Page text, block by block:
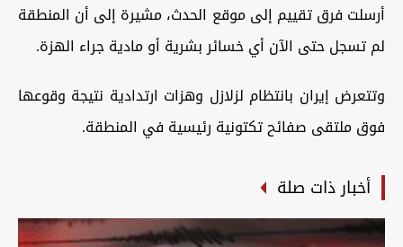
أرسلت فرق تقييم إلى موقع الحدث، مشيرة إلى أن المنطقة
لم تسجل حتى الآن أي خسائر بشرية أو مادية جراء الهزة.
وتتعرض إيران بانتظام لزلازل وهزات ارتدادية نتيجة وقوعها
فوق ملتقى صفائح تكتونية رئيسية في المنطقة.
أخبار ذات صلة